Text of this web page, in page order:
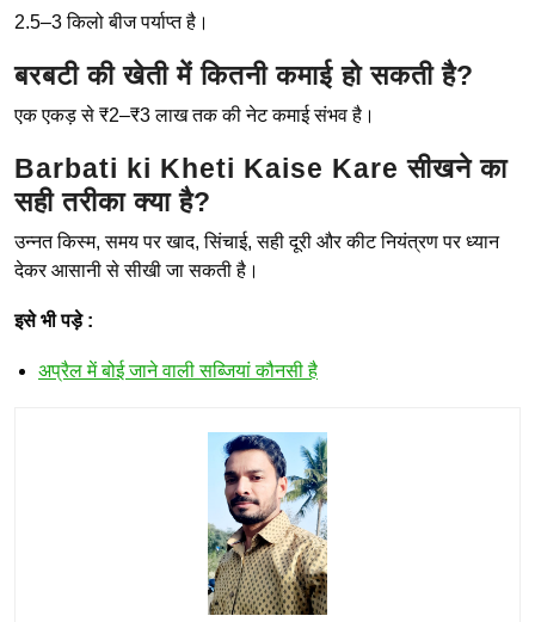
2.5–3 किलो बीज पर्याप्त है।
बरबटी की खेती में कितनी कमाई हो सकती है?
एक एकड़ से ₹2–₹3 लाख तक की नेट कमाई संभव है।
Barbati ki Kheti Kaise Kare सीखने का
सही तरीका क्या है?
उन्नत किस्म, समय पर खाद, सिंचाई, सही दूरी और कीट नियंत्रण पर ध्यान
देकर आसानी से सीखी जा सकती है।
इसे भी पड़े :
अप्रैल में बोई जाने वाली सब्जियां कौनसी है